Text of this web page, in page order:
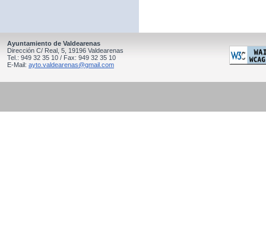
Ayuntamiento de Valdearenas
Dirección C/ Real, 5, 19196 Valdearenas
Tel.: 949 32 35 10 / Fax: 949 32 35 10
E-Mail: ayto.valdearenas@gmail.com